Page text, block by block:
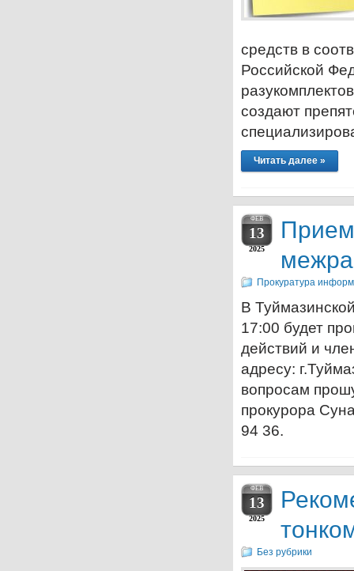
средств в
Российской
создают
Читать далее »
ФЕВ
13
2025
Прокуратура
В
17:00 будет
действий и
адресу:
вопросам
прокурора
94 36.
ФЕВ
13
2025
Без рубрики